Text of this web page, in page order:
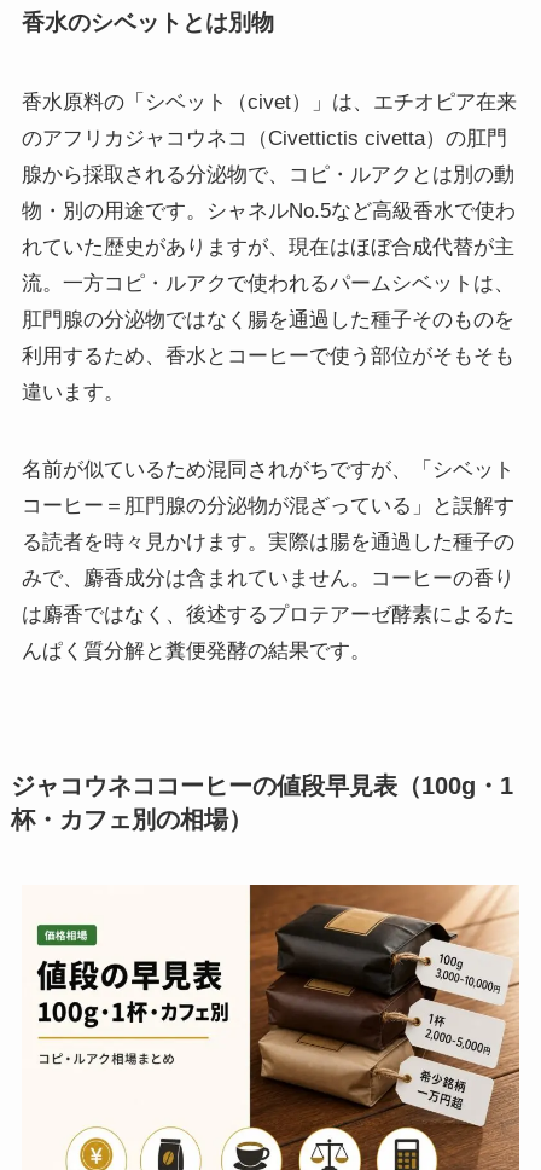
香水のシベットとは別物
香水原料の「シベット（civet）」は、エチオピア在来
のアフリカジャコウネコ（Civettictis civetta）の肛門
腺から採取される分泌物で、コピ・ルアクとは別の動
物・別の用途です。シャネルNo.5など高級香水で使わ
れていた歴史がありますが、現在はほぼ合成代替が主
流。一方コピ・ルアクで使われるパームシベットは、
肛門腺の分泌物ではなく腸を通過した種子そのものを
利用するため、香水とコーヒーで使う部位がそもそも
違います。
名前が似ているため混同されがちですが、「シベット
コーヒー＝肛門腺の分泌物が混ざっている」と誤解す
る読者を時々見かけます。実際は腸を通過した種子の
みで、麝香成分は含まれていません。コーヒーの香り
は麝香ではなく、後述するプロテアーゼ酵素によるた
んぱく質分解と糞便発酵の結果です。
ジャコウネココーヒーの値段早見表（100g・1
杯・カフェ別の相場）